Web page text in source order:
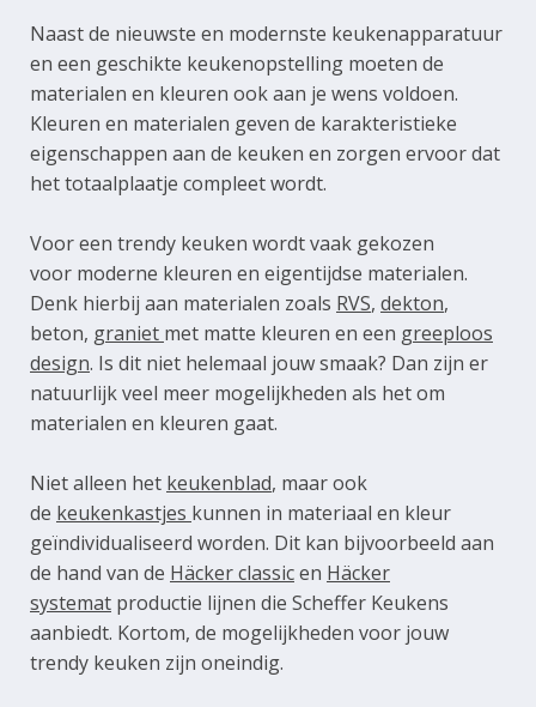
Naast de nieuwste en modernste keukenapparatuur
en een geschikte keukenopstelling moeten de
materialen en kleuren ook aan je wens voldoen.
Kleuren en materialen geven de karakteristieke
eigenschappen aan de keuken en zorgen ervoor dat
het totaalplaatje compleet wordt.
Voor een trendy keuken wordt vaak gekozen
voor moderne kleuren en eigentijdse materialen.
Denk hierbij aan materialen zoals RVS, dekton,
beton, graniet met matte kleuren en een greeploos
design. Is dit niet helemaal jouw smaak? Dan zijn er
natuurlijk veel meer mogelijkheden als het om
materialen en kleuren gaat.
Niet alleen het keukenblad, maar ook
de keukenkastjes kunnen in materiaal en kleur
geïndividualiseerd worden. Dit kan bijvoorbeeld aan
de hand van de Häcker classicen Häcker
systemat productie lijnen die Scheffer Keukens
aanbiedt. Kortom, de mogelijkheden voor jouw
trendy keuken zijn oneindig.